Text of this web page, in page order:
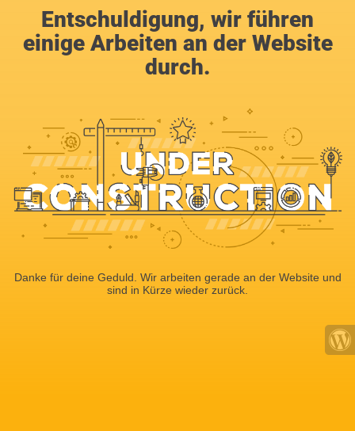
Entschuldigung, wir führen
einige Arbeiten an der Website
durch.
Danke für deine Geduld. Wir arbeiten gerade an der Website und
sind in Kürze wieder zurück.